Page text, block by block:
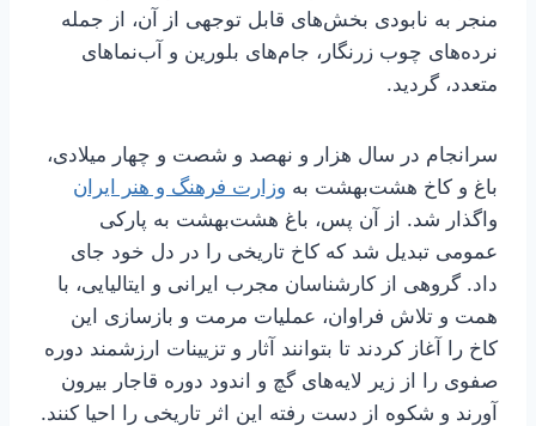
منجر به نابودی بخش‌های قابل توجهی از آن، از جمله
نرده‌های چوب زرنگار، جام‌های بلورین و آب‌نماهای
متعدد، گردید.
سرانجام در سال هزار و نهصد و شصت و چهار میلادی،
باغ و کاخ هشت‌بهشت به وزارت فرهنگ و هنر ایران
واگذار شد. از آن پس، باغ هشت‌بهشت به پارکی
عمومی تبدیل شد که کاخ تاریخی را در دل خود جای
داد. گروهی از کارشناسان مجرب ایرانی و ایتالیایی، با
همت و تلاش فراوان، عملیات مرمت و بازسازی این
کاخ را آغاز کردند تا بتوانند آثار و تزیینات ارزشمند دوره
صفوی را از زیر لایه‌های گچ و اندود دوره قاجار بیرون
آورند و شکوه از دست رفته این اثر تاریخی را احیا کنند.